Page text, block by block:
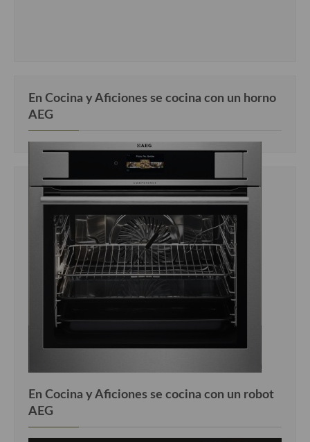
En Cocina y Aficiones se cocina con un horno
AEG
En Cocina y Aficiones se cocina con un robot
AEG